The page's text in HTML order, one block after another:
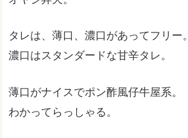
タレは、薄口、濃口があってフリー。
濃口はスタンダードな甘辛タレ。
薄口がナイスでポン酢風仔牛屋系。
わかってらっしゃる。